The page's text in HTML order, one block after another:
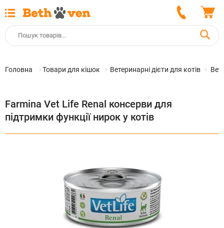
Головна Товари для кішок Ветеринарні дієти для котів
Farmina Vet Life Renal консерви для
підтримки функції нирок у котів